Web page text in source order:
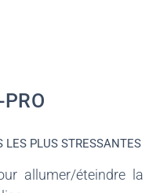
PLUS STRESSANTES
allumer/éteindre la